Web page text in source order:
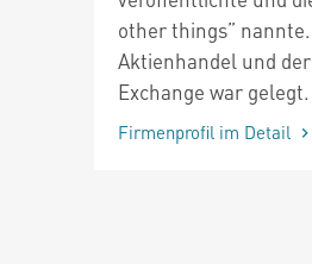
other things”
Aktienhandel und
Exchange war gelegt.
Firmenprofil im Detail